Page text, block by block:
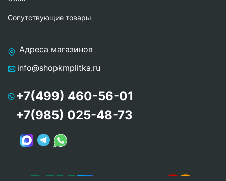
Сопутствующие товары
Адреса магазинов
info@shopkmplitka.ru
+7(499) 460-56-01
+7(985) 025-48-73